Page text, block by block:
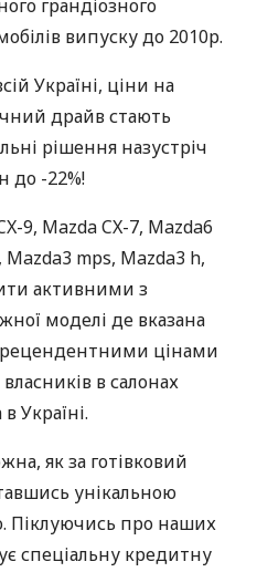
грандіозного
випуску до 2010р.
Україні, ціни на
драйв стають
рішення назустріч
до -22%!
9, Mazda CX-7, Mazda6
Mazda3 mps, Mazda3 h,
активними з
моделі де вказана
цінами
в салонах
Україні.
як за готівковий
унікальною
Піклуючись про наших
спеціальну кредитну